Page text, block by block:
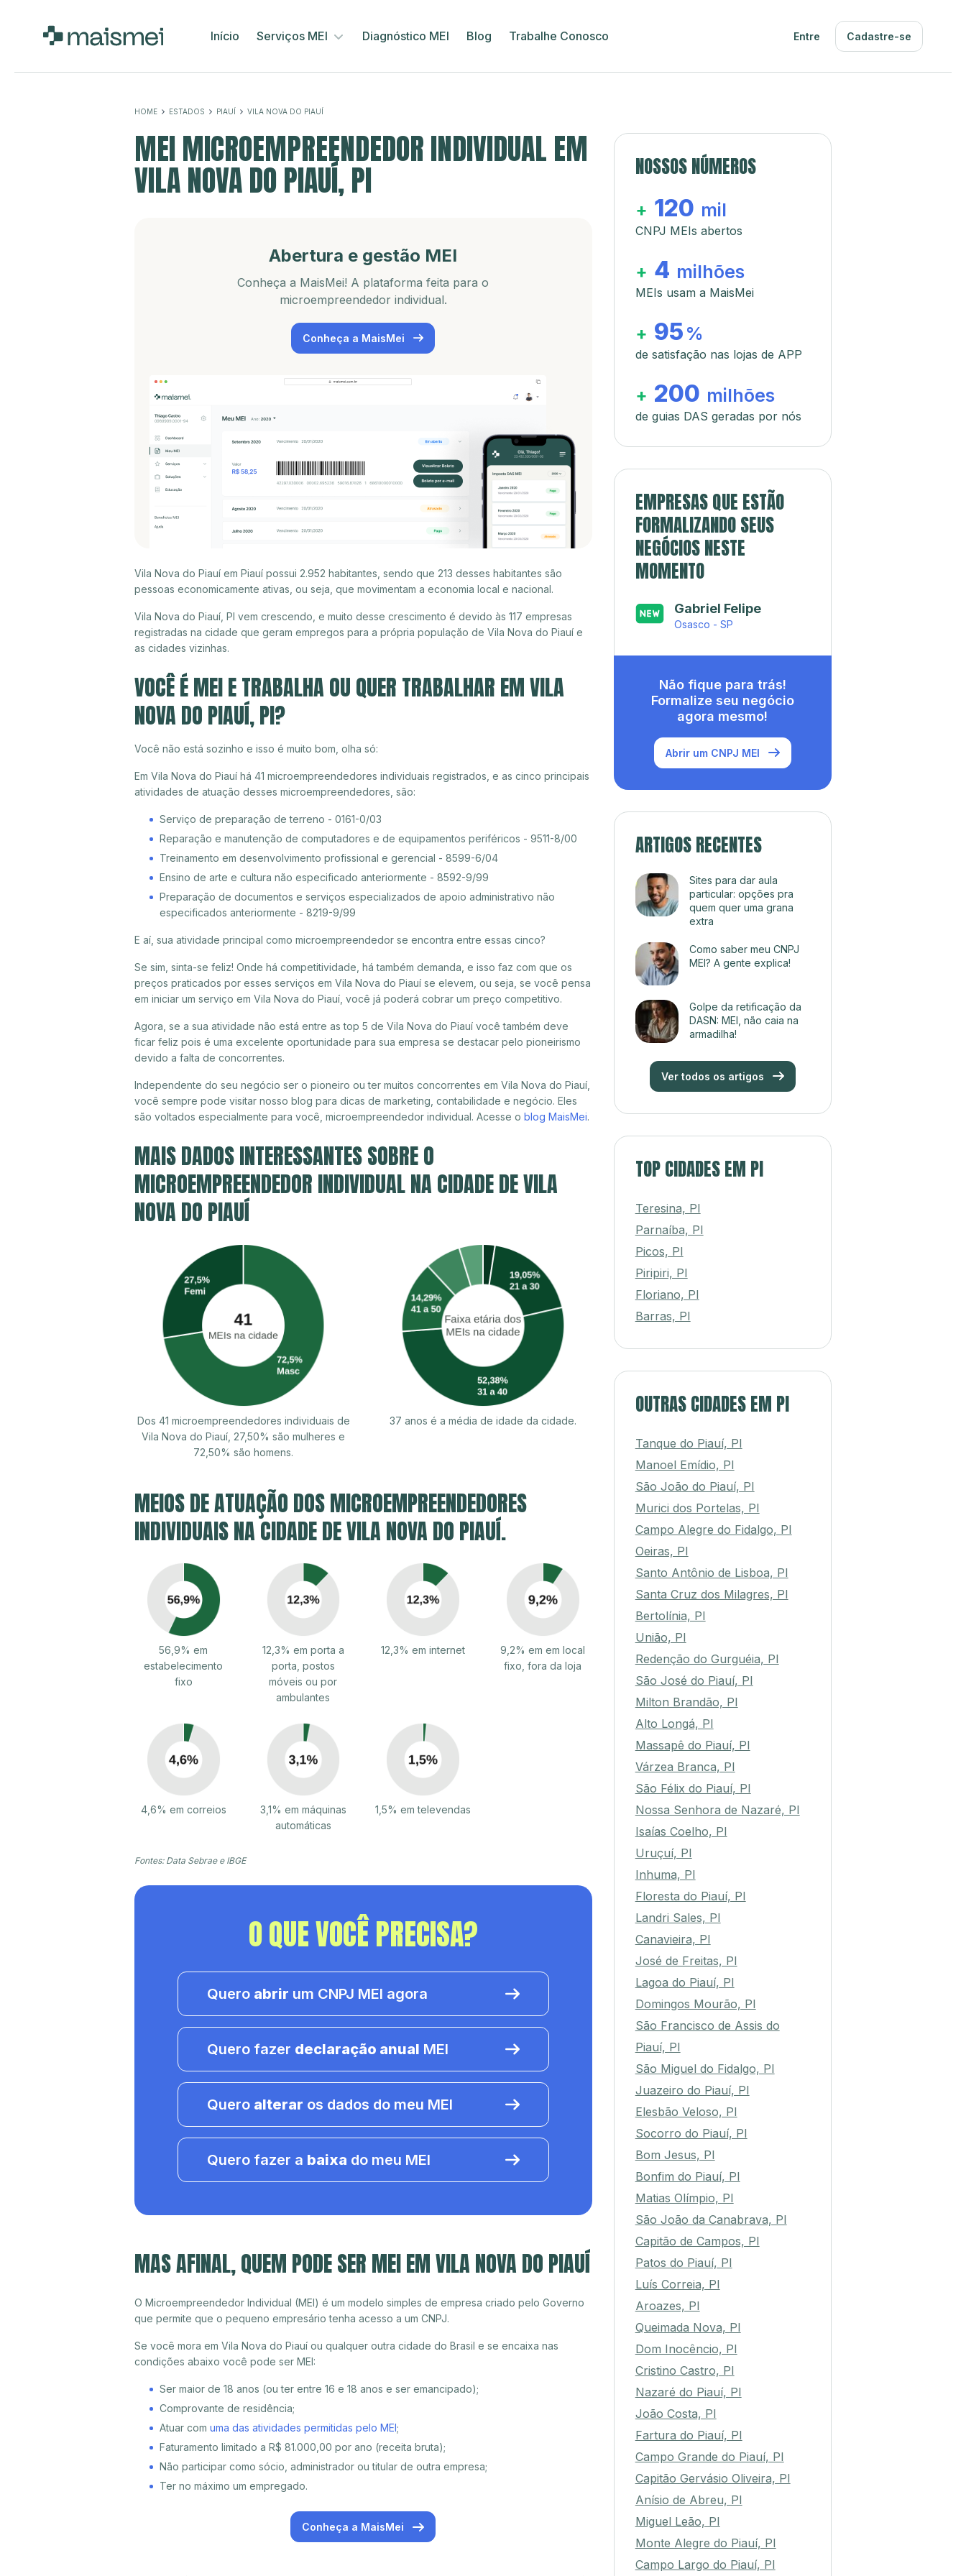
Início Serviços MEI Diagnóstico MEI Blog Trabalhe Conosco Entre Cadastre-se
HOME ESTADOS PIAUÍ VILA NOVA DO PIAUÍ
MEI MICROEMPREENDEDOR INDIVIDUAL EM
VILA NOVA DO PIAUÍ, PI
Abertura e gestão MEI
Conheça a MaisMei! A plataforma feita para o
microempreendedor individual.
Conheça a MaisMei
Vila Nova do Piauí em Piauí possui 2.952 habitantes, sendo que 213 desses habitantes são
pessoas economicamente ativas, ou seja, que movimentam a economia local e nacional.
Vila Nova do Piauí, PI vem crescendo, e muito desse crescimento é devido às 117 empresas
registradas na cidade que geram empregos para a própria população de Vila Nova do Piauí e
as cidades vizinhas.
VOCÊ É MEI E TRABALHA OU QUER TRABALHAR EM VILA
NOVA DO PIAUÍ, PI?
Você não está sozinho e isso é muito bom, olha só:
Em Vila Nova do Piauí há 41 microempreendedores individuais registrados, e as cinco principais
atividades de atuação desses microempreendedores, são:
Serviço de preparação de terreno - 0161-0/03
Reparação e manutenção de computadores e de equipamentos periféricos - 9511-8/00
Treinamento em desenvolvimento profissional e gerencial - 8599-6/04
Ensino de arte e cultura não especificado anteriormente - 8592-9/99
Preparação de documentos e serviços especializados de apoio administrativo não
especificados anteriormente - 8219-9/99
E aí, sua atividade principal como microempreendedor se encontra entre essas cinco?
Se sim, sinta-se feliz! Onde há competitividade, há também demanda, e isso faz com que os
preços praticados por esses serviços em Vila Nova do Piauí se elevem, ou seja, se você pensa
em iniciar um serviço em Vila Nova do Piauí, você já poderá cobrar um preço competitivo.
Agora, se a sua atividade não está entre as top 5 de Vila Nova do Piauí você também deve
ficar feliz pois é uma excelente oportunidade para sua empresa se destacar pelo pioneirismo
devido a falta de concorrentes.
Independente do seu negócio ser o pioneiro ou ter muitos concorrentes em Vila Nova do Piauí,
você sempre pode visitar nosso blog para dicas de marketing, contabilidade e negócio. Eles
são voltados especialmente para você, microempreendedor individual. Acesse o blog MaisMei.
MAIS DADOS INTERESSANTES SOBRE O
MICROEMPREENDEDOR INDIVIDUAL NA CIDADE DE VILA
NOVA DO PIAUÍ
Dos 41 microempreendedores individuais de
Vila Nova do Piauí, 27,50% são mulheres e
72,50% são homens.
37 anos é a média de idade da cidade.
MEIOS DE ATUAÇÃO DOS MICROEMPREENDEDORES
INDIVIDUAIS NA CIDADE DE VILA NOVA DO PIAUÍ.
56,9% em
estabelecimento
fixo
12,3% em porta a
porta, postos
móveis ou por
ambulantes
12,3% em internet
9,2% em em local
fixo, fora da loja
4,6% em correios
3,1% em máquinas
automáticas
1,5% em televendas
Fontes: Data Sebrae e IBGE
O QUE VOCÊ PRECISA?
Quero abrir um CNPJ MEI agora
Quero fazer declaração anual MEI
Quero alterar os dados do meu MEI
Quero fazer a baixa do meu MEI
MAS AFINAL, QUEM PODE SER MEI EM VILA NOVA DO PIAUÍ
O Microempreendedor Individual (MEI) é um modelo simples de empresa criado pelo Governo
que permite que o pequeno empresário tenha acesso a um CNPJ.
Se você mora em Vila Nova do Piauí ou qualquer outra cidade do Brasil e se encaixa nas
condições abaixo você pode ser MEI:
Ser maior de 18 anos (ou ter entre 16 e 18 anos e ser emancipado);
Comprovante de residência;
Atuar com uma das atividades permitidas pelo MEI;
Faturamento limitado a R$ 81.000,00 por ano (receita bruta);
Não participar como sócio, administrador ou titular de outra empresa;
Ter no máximo um empregado.
Conheça a MaisMei
NOSSOS NÚMEROS
+ 120 mil
CNPJ MEIs abertos
+ 4 milhões
MEIs usam a MaisMei
+ 95 %
de satisfação nas lojas de APP
+ 200 milhões
de guias DAS geradas por nós
EMPRESAS QUE ESTÃO
FORMALIZANDO SEUS
NEGÓCIOS NESTE
MOMENTO
Gabriel Felipe
Osasco - SP
Não fique para trás!
Formalize seu negócio
agora mesmo!
Abrir um CNPJ MEI
ARTIGOS RECENTES
Sites para dar aula
particular: opções pra
quem quer uma grana
extra
Como saber meu CNPJ
MEI? A gente explica!
Golpe da retificação da
DASN: MEI, não caia na
armadilha!
Ver todos os artigos
TOP CIDADES EM PI
Teresina, PI
Parnaíba, PI
Picos, PI
Piripiri, PI
Floriano, PI
Barras, PI
OUTRAS CIDADES EM PI
Tanque do Piauí, PI
Manoel Emídio, PI
São João do Piauí, PI
Murici dos Portelas, PI
Campo Alegre do Fidalgo, PI
Oeiras, PI
Santo Antônio de Lisboa, PI
Santa Cruz dos Milagres, PI
Bertolínia, PI
União, PI
Redenção do Gurguéia, PI
São José do Piauí, PI
Milton Brandão, PI
Alto Longá, PI
Massapê do Piauí, PI
Várzea Branca, PI
São Félix do Piauí, PI
Nossa Senhora de Nazaré, PI
Isaías Coelho, PI
Uruçuí, PI
Inhuma, PI
Floresta do Piauí, PI
Landri Sales, PI
Canavieira, PI
José de Freitas, PI
Lagoa do Piauí, PI
Domingos Mourão, PI
São Francisco de Assis do
Piauí, PI
São Miguel do Fidalgo, PI
Juazeiro do Piauí, PI
Elesbão Veloso, PI
Socorro do Piauí, PI
Bom Jesus, PI
Bonfim do Piauí, PI
Matias Olímpio, PI
São João da Canabrava, PI
Capitão de Campos, PI
Patos do Piauí, PI
Luís Correia, PI
Aroazes, PI
Queimada Nova, PI
Dom Inocêncio, PI
Cristino Castro, PI
Nazaré do Piauí, PI
João Costa, PI
Fartura do Piauí, PI
Campo Grande do Piauí, PI
Capitão Gervásio Oliveira, PI
Anísio de Abreu, PI
Miguel Leão, PI
Monte Alegre do Piauí, PI
Campo Largo do Piauí, PI